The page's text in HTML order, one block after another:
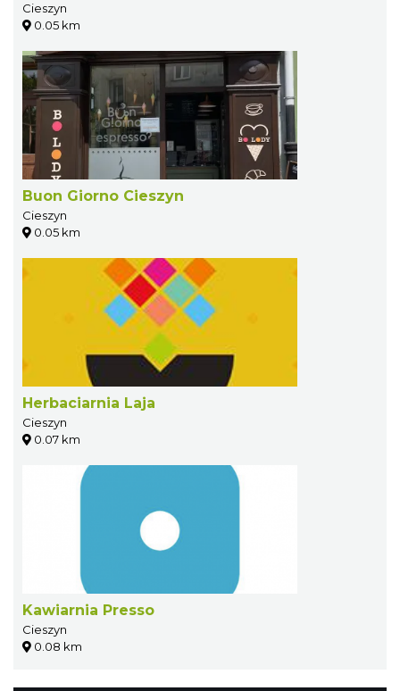
Cieszyn
0.05 km
Buon Giorno Cieszyn
Cieszyn
0.05 km
Herbaciarnia Laja
Cieszyn
0.07 km
Kawiarnia Presso
Cieszyn
0.08 km